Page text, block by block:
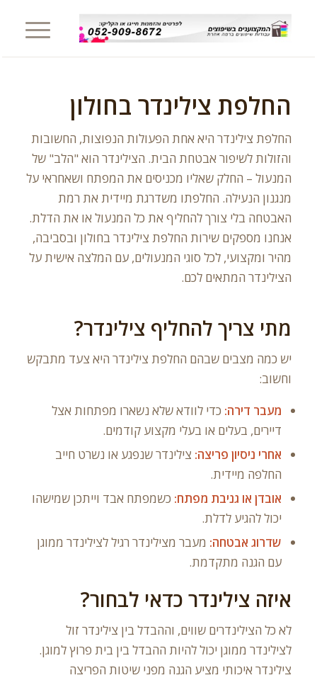
החלפת צילינדר בחולון
החלפת צילינדר היא אחת הפעולות הנפוצות, החשובות
והזולות לשיפור אבטחת הבית. הצילינדר הוא "הלב" של
המנעול – החלק שאליו מכניסים את המפתח ושאחראי על
מנגנון הנעילה. החלפתו משדרגת מיידית את רמת
האבטחה בלי צורך להחליף את כל המנעול או את הדלת.
אנחנו מספקים שירות החלפת צילינדר בחולון ובסביבה,
מהיר ומקצועי, לכל סוגי המנעולים, עם המלצה אישית על
הצילינדר המתאים לכם.
מתי צריך להחליף צילינדר?
יש כמה מצבים שבהם החלפת צילינדר היא צעד מתבקש
וחשוב:
מעבר דירה: כדי לוודא שלא נשארו מפתחות אצל
דיירים, בעלים או בעלי מקצוע קודמים.
אחרי ניסיון פריצה: צילינדר שנפגע או נשרט חייב
החלפה מיידית.
אובדן או גניבת מפתח: כשמפתח אבד וייתכן שמישהו
יכול להגיע לדלת.
שדרוג אבטחה: מעבר מצילינדר רגיל לצילינדר ממוגן
עם הגנה מתקדמת.
איזה צילינדר כדאי לבחור?
לא כל הצילינדרים שווים, וההבדל בין צילינדר זול
לצילינדר ממוגן יכול להיות ההבדל בין בית פרוץ למוגן.
צילינדר איכותי מציע הגנה מפני שיטות הפריצה